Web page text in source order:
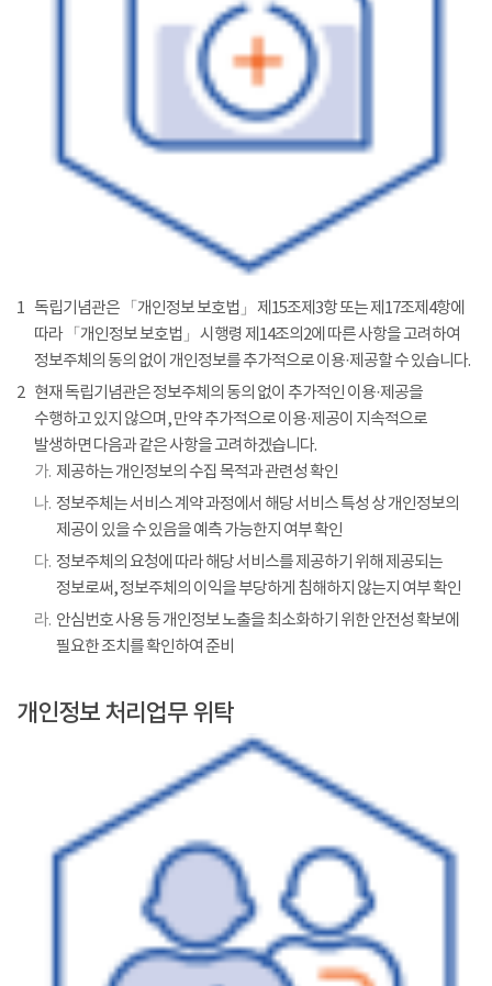
1 독립기념관은 「개인정보 보호법」 제15조제3항 또는 제17조제4항에
따라 「개인정보 보호법」 시행령 제14조의2에 따른 사항을 고려하여
정보주체의 동의 없이 개인정보를 추가적으로 이용·제공할 수 있습니다.
2 현재 독립기념관은 정보주체의 동의 없이 추가적인 이용·제공을
수행하고 있지 않으며, 만약 추가적으로 이용·제공이 지속적으로
발생하면 다음과 같은 사항을 고려하겠습니다.
가. 제공하는 개인정보의 수집 목적과 관련성 확인
나. 정보주체는 서비스 계약 과정에서 해당 서비스 특성 상 개인정보의
제공이 있을 수 있음을 예측 가능한지 여부 확인
다. 정보주체의 요청에 따라 해당 서비스를 제공하기 위해 제공되는
정보로써, 정보주체의 이익을 부당하게 침해하지 않는지 여부 확인
라. 안심번호 사용 등 개인정보 노출을 최소화하기 위한 안전성 확보에
필요한 조치를 확인하여 준비
개인정보 처리업무 위탁